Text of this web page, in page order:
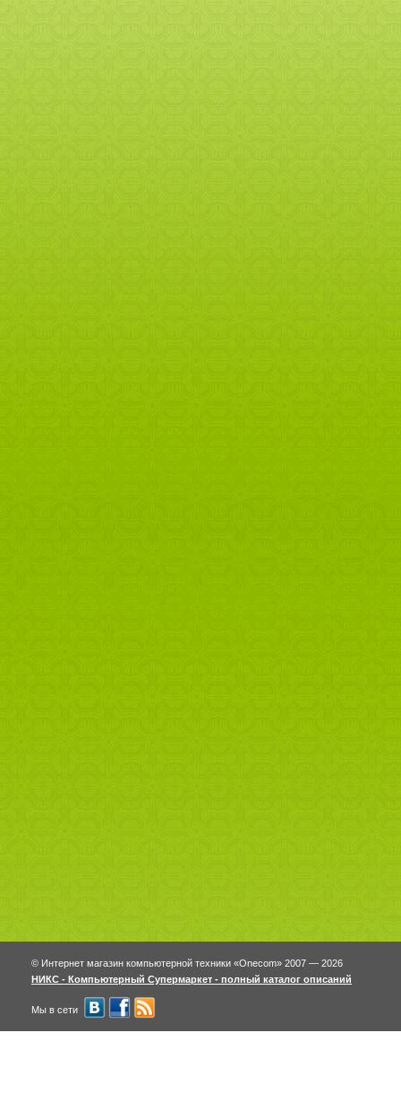
© Интернет магазин компьютерной техники «Onecom» 2007 — 2026
НИКС - Компьютерный Cупермаркет - полный каталог описаний
Мы в сети